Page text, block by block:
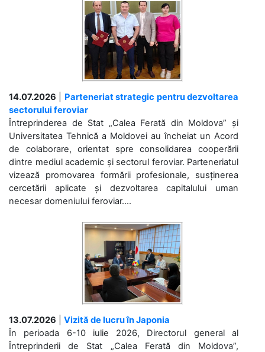
14.07.2026
Parteneriat strategic pentru dezvoltarea
sectorului feroviar
Întreprinderea de Stat „Calea Ferată din Moldova” și
Universitatea Tehnică a Moldovei au încheiat un Acord
de colaborare, orientat spre consolidarea cooperării
dintre mediul academic și sectorul feroviar. Parteneriatul
vizează promovarea formării profesionale, susținerea
cercetării aplicate și dezvoltarea capitalului uman
necesar domeniului feroviar....
13.07.2026
Vizită de lucru în Japonia
În perioada 6-10 iulie 2026, Directorul general al
Întreprinderii de Stat „Calea Ferată din Moldova”,